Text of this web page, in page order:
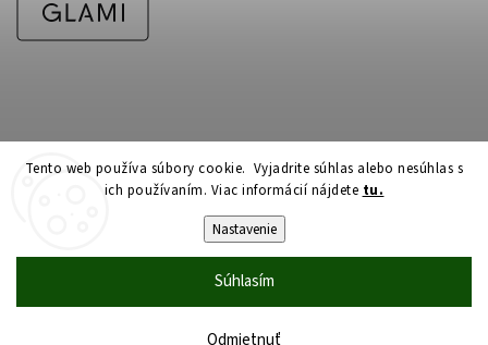
Tento web používa súbory cookie. Vyjadrite súhlas alebo nesúhlas s
ich používaním. Viac informácií nájdete tu.
Nastavenie
Odmietnuť
Súhlasím
Copyright 2026CubeSkateshop.sk. Všetky práva vyhradené.
Upraviť nastavenie cookies
Shoptet| Design